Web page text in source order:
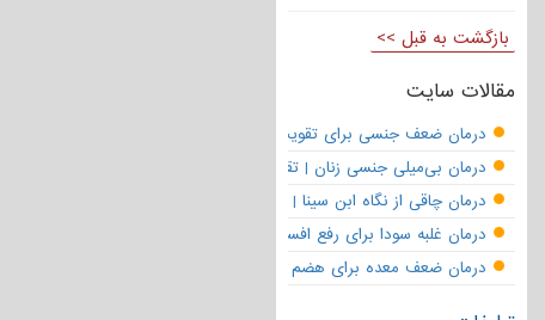
بازگشت به قبل >>
مقالات سایت
درمان ضعف جنسی برای تقویت قوای مردانه | تقویت نعوظ و رفع زودانزالی
درمان بی‌میلی جنسی زنان | تقویت قوای جنسی و بازگشت لذت
درمان چاقی از نگاه ابن سینا | نسخه حکما برای کاهش وزن طبیعی
درمان غلبه سودا برای رفع افسردگی
درمان ضعف معده برای هضم قوی